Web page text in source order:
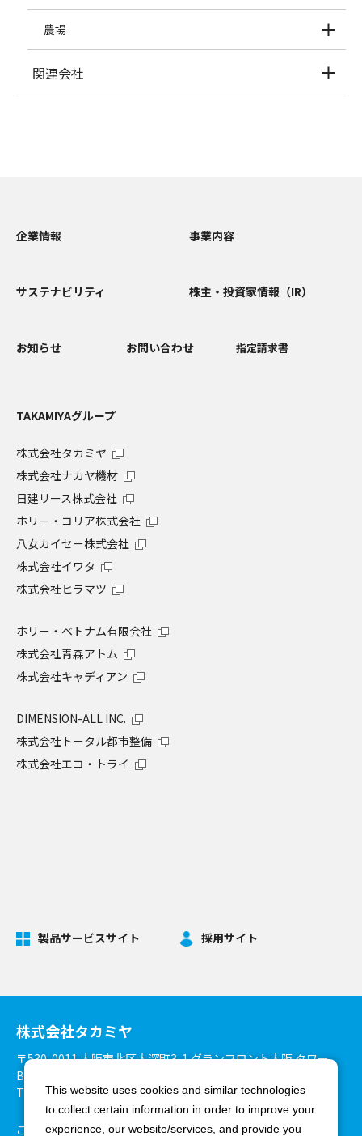
農場
関連会社
企業情報 事業内容
サステナビリティ 株主・投資家情報（IR）
お知らせ お問い合わせ 指定請求書
TAKAMIYAグループ
株式会社タカミヤ
株式会社ナカヤ機材
日建リース株式会社
ホリー・コリア株式会社
八女カイセー株式会社
株式会社イワタ
株式会社ヒラマツ
ホリー・ベトナム有限会社
株式会社青森アトム
株式会社キャディアン
DIMENSION-ALL INC.
株式会社トータル都市整備
株式会社エコ・トライ
製品サービスサイト 採用サイト
株式会社タカミヤ
〒530-0011 大阪市北区大深町3-1 グランフロント大阪 タワー
B27階
TEL：06-6375-3900 FAX：06-6375-8825
ご利用環境について 個人情報保護方針
This website uses cookies and similar technologies
to collect certain information in order to improve your
experience, our website/services, and provide you